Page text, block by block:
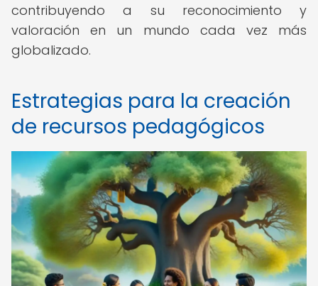
contribuyendo a su reconocimiento y
valoración en un mundo cada vez más
globalizado.
Estrategias para la creación
de recursos pedagógicos